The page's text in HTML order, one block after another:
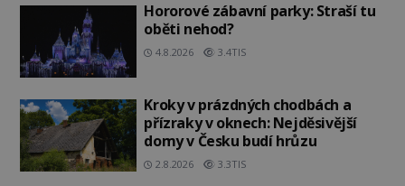
Hororové zábavní parky: Straší tu
oběti nehod?
4.8.2026 3.4TIS
Kroky v prázdných chodbách a
přízraky v oknech: Nejděsivější
domy v Česku budí hrůzu
2.8.2026 3.3TIS